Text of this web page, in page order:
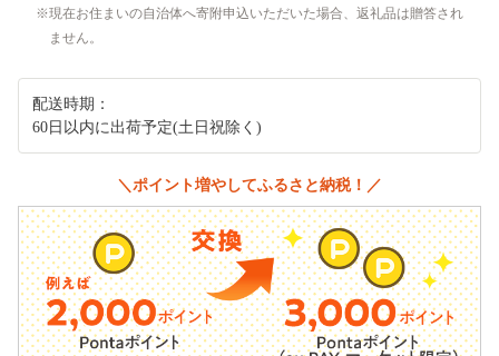
現在お住まいの自治体へ寄附申込いただいた場合、返礼品は贈答され
ません。
配送時期：
60日以内に出荷予定(土日祝除く)
＼ポイント増やしてふるさと納税！／